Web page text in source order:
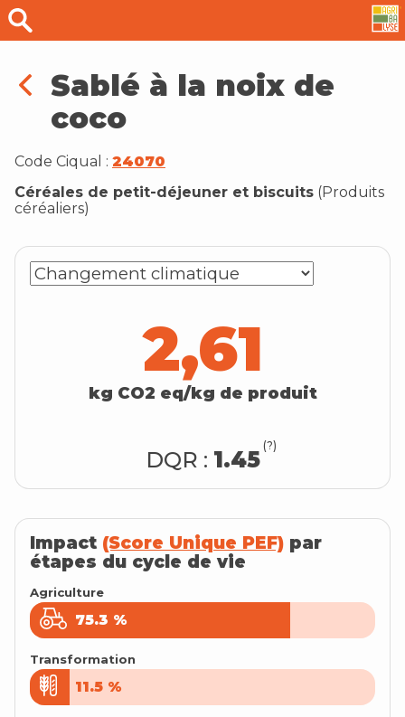
Sablé à la noix de
coco
Code Ciqual : 24070
Céréales de petit-déjeuner et biscuits (Produits
céréaliers)
2,61
kg CO2 eq/kg de produit
DQR : 1.45
(?)
Impact (Score Unique PEF) par
étapes du cycle de vie
Agriculture
75.3 %
75.3 %
Transformation
11.5%
11.5%